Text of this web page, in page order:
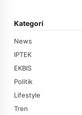
Kategori
News
IPTEK
EKBIS
Politik
Lifestyle
Tren